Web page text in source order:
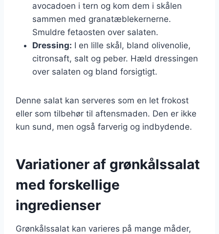
avocadoen i tern og kom dem i skålen
sammen med granatæblekernerne.
Smuldre fetaosten over salaten.
Dressing: I en lille skål, bland olivenolie,
citronsaft, salt og peber. Hæld dressingen
over salaten og bland forsigtigt.
Denne salat kan serveres som en let frokost
eller som tilbehør til aftensmaden. Den er ikke
kun sund, men også farverig og indbydende.
Variationer af grønkålssalat
med forskellige
ingredienser
Grønkålssalat kan varieres på mange måder,